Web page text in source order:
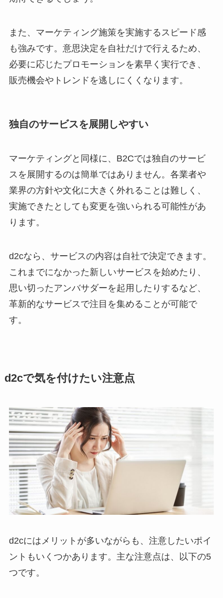
また、マーケティング施策を実施するスピード感
も強みです。意思決定を自社だけで行えるため、
必要に応じたプロモーションを素早く実行でき、
販売機会やトレンドを逃しにくくなります。
独自のサービスを展開しやすい
マーケティングと同様に、B2Cでは独自のサービ
スを展開するのは簡単ではありません。各業者や
業界の方針や文化に大きく外れることは難しく、
実施できたとしても変更を強いられる可能性があ
ります。
d2cなら、サービスの内容は自社で決定できます。
これまでになかった新しいサービスを始めたり、
思い切ったアンバサダーを起用したりするなど、
革新的なサービスで注目を集めることが可能で
す。
d2cで気を付けたい注意点
d2cにはメリットが多いながらも、注意したいポイ
ントもいくつかあります。主な注意点は、以下の5
つです。